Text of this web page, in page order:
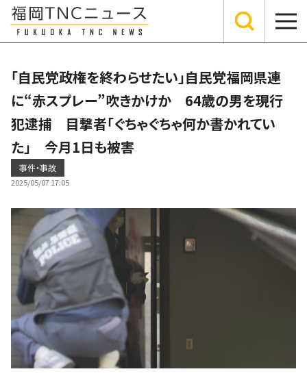
「自民党政権を終わらせたい」自民党福岡県連
に“赤スプレー”吹きかけか 64歳の男を現行
犯逮捕 目撃者「ぐちゃぐちゃ何か書かれてい
た」 今月1日も被害
事件・事故
2025/05/07 17:05